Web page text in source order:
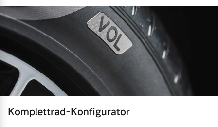
Komplettrad-Konfigurator